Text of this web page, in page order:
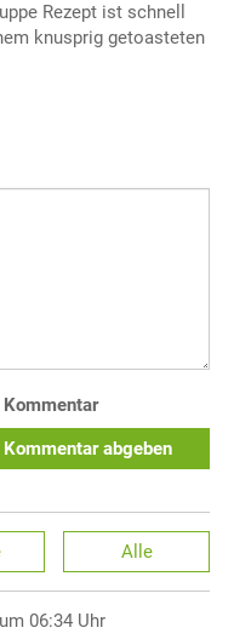
Rezept ist schnell
knusprig getoasteten
Kommentar abgeben
Alle
06:34 Uhr